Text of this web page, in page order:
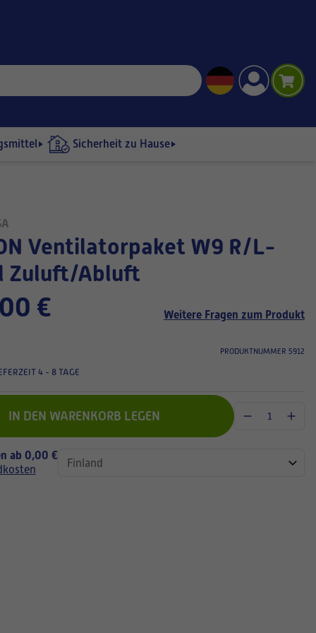
Sicherheit zu Hause
Zuluft/Abluft
€ Weitere Fragen zum Produkt
PRODUKTNUMMER 5912
4 - 8 TAGE
IN DEN WARENKORB LEGEN
ab 0,00 €